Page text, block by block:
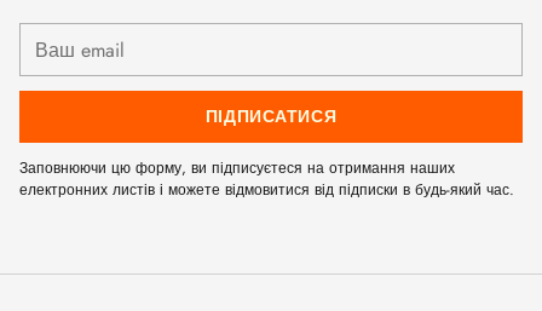
email
ПІДПИСАТИСЯ
Заповнюючи цю форму, ви підписуєтеся на отримання наших
електронних листів і можете відмовитися від підписки в будь-який час.